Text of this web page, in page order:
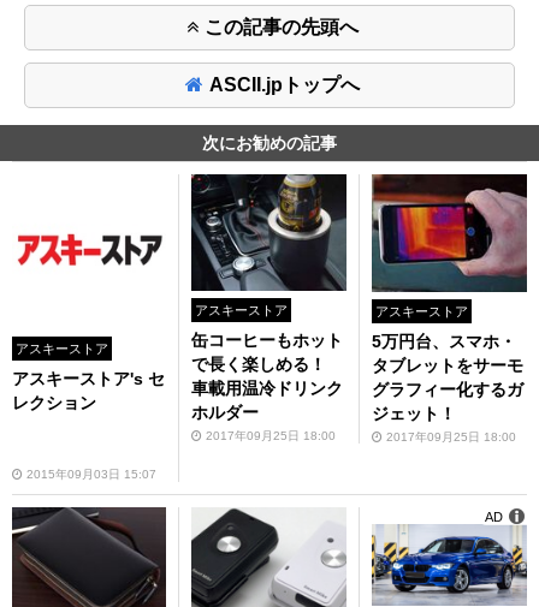
この記事の先頭へ
ASCII.jpトップへ
次にお勧めの記事
アスキーストア
アスキーストア's セ
レクション
2015年09月03日 15:07
アスキーストア
缶コーヒーもホット
で長く楽しめる！
車載用温冷ドリンク
ホルダー
2017年09月25日 18:00
アスキーストア
5万円台、スマホ・
タブレットをサーモ
グラフィー化するガ
ジェット！
2017年09月25日 18:00
AD